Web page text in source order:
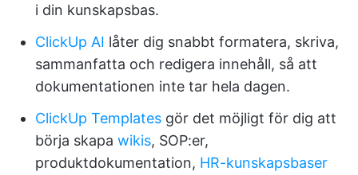
i din kunskapsbas.
ClickUp AI låter dig snabbt formatera, skriva,
sammanfatta och redigera innehåll, så att
dokumentationen inte tar hela dagen.
ClickUp Templates gör det möjligt för dig att
börja skapa wikis, SOP:er,
produktdokumentation, HR-kunskapsbaser